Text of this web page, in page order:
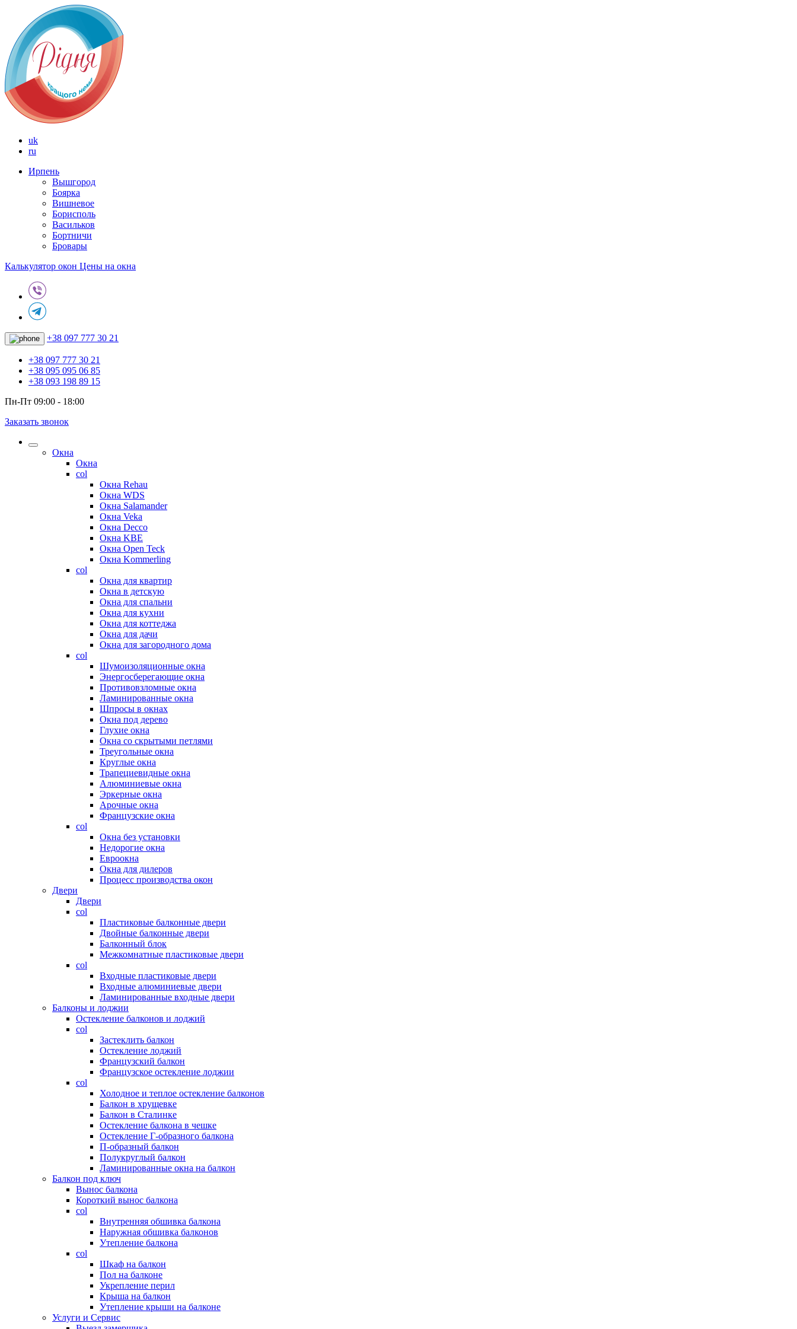
uk
ru
Ирпень
Вышгород
Боярка
Вишневое
Борисполь
Васильков
Бортничи
Бровары
Калькулятор окон Цены на окна
+38 097 777 30 21
+38 097 777 30 21
+38 095 095 06 85
+38 093 198 89 15
Пн-Пт 09:00 - 18:00
Заказать звонок
Окна
Окна
col
Окна Rehau
Окна WDS
Окна Salamander
Окна Veka
Окна Decco
Окна KBE
Окна Open Teck
Окна Kommerling
col
Окна для квартир
Окна в детскую
Окна для спальни
Окна для кухни
Окна для коттеджа
Окна для дачи
Окна для загородного дома
col
Шумоизоляционные окна
Энергосберегающие окна
Противовзломные окна
Ламинированные окна
Шпросы в окнах
Окна под дерево
Глухие окна
Окна со скрытыми петлями
Треугольные окна
Круглые окна
Трапециевидные окна
Алюминиевые окна
Эркерные окна
Арочные окна
Французские окна
col
Окна без установки
Недорогие окна
Евроокна
Окна для дилеров
Процесс производства окон
Двери
Двери
col
Пластиковые балконные двери
Двойные балконные двери
Балконный блок
Межкомнатные пластиковые двери
col
Входные пластиковые двери
Входные алюминиевые двери
Ламинированные входные двери
Балконы и лоджии
Остекление балконов и лоджий
col
Застеклить балкон
Остекление лоджий
Французский балкон
Французское остекление лоджии
col
Холодное и теплое остекление балконов
Балкон в хрущевке
Балкон в Сталинке
Остекление балкона в чешке
Остекление Г-образного балкона
П-образный балкон
Полукруглый балкон
Ламинированные окна на балкон
Балкон под ключ
Вынос балкона
Короткий вынос балкона
col
Внутренняя обшивка балкона
Наружная обшивка балконов
Утепление балкона
col
Шкаф на балкон
Пол на балконе
Укрепление перил
Крыша на балкон
Утепление крыши на балконе
Услуги и Сервис